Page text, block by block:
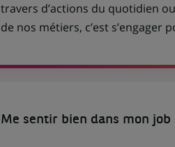
travers d’actions du quotidien
de nos métiers, c’est s’engager
Me sentir bien dans mon job